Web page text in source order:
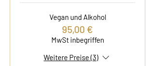
Vegan und Alkohol
95,00 €
MwSt inbegriffen
Weitere Preise (3)